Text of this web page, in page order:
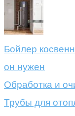
Бойлер
он нужен
Обработка и
Трубы для